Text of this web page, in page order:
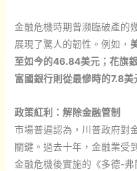
金融危機時期曾瀕臨破產的
展現了驚人的韌性。例如，
至如今的46.84美元；花旗
富國銀行則從最慘時的7.8
政策紅利：解除金融管制
市場普遍認為，川普政府對
關鍵。過去十年，金融業受
金融危機後實施的《多德-